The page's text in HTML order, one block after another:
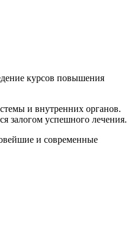
курсов повышения
и внутренних органов.
залогом успешного лечения.
и современные